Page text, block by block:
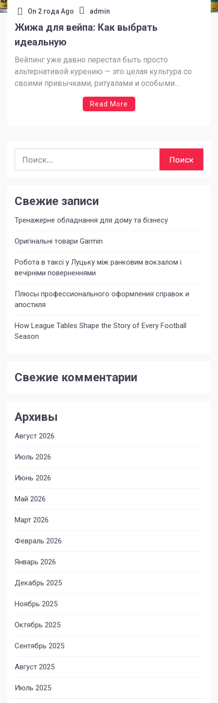
On 2 года Ago admin
Жижа для вейпа: Как выбрать
идеальную
Вейпинг уже давно перестал быть просто
альтернативой курению — это целая культура со
своими привычками, ритуалами и особыми
предпочтениями. Важнейший компонент вейпинга
— это жидкость для парения, или, как её часто
Read More
Свежие записи
Тренажерне обладнання для дому та бізнесу
Оригінальні товари Garmin
Робота в таксі у Луцьку між ранковим вокзалом і
вечірніми поверненнями
Плюсы профессионального оформления справок и
апостиля
How League Tables Shape the Story of Every Football
Season
Свежие комментарии
Архивы
Август 2026
Июль 2026
Июнь 2026
Май 2026
Март 2026
Февраль 2026
Январь 2026
Декабрь 2025
Ноябрь 2025
Октябрь 2025
Сентябрь 2025
Август 2025
Июль 2025